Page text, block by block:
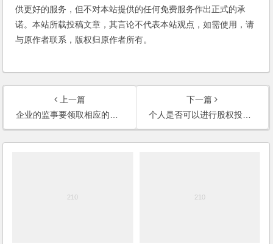
供更好的服务，但不对本站提供的任何免费服务作出正式的承
诺。本站所载投稿文章，其言论不代表本站观点，如需使用，请
与原作者联系，版权归原作者所有。
上一篇
企业的监事要领取相应的工资吗？
下一篇
个人是否可以进行股权投资？(2003)